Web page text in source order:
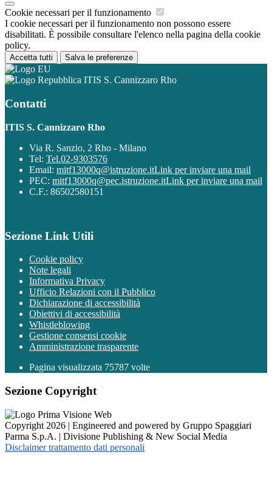
Cookie necessari per il funzionamento
I cookie necessari per il funzionamento non possono essere
disabilitati. È possibile consultare l'elenco nella pagina della cookie
policy.
Accetta tutti Salva le preferenze
ITIS S. Cannizzaro Rho
Contatti
ITIS S. Cannizzaro Rho
Via R. Sanzio, 2 Rho - Milano
Tel: Tel.02-9303576
Email: mitf13000q@istruzione.itLink per inviare una mail
PEC: mitf13000q@pec.istruzione.itLink per inviare una mail
C.F.: 86502580151
Sezione Link Utili
Cookie policy
Note legali
Informativa Privacy
Ufficio Relazioni con il Pubblico
Dichiarazione di accessibilità
Obiettivi di accessibilità
Whistleblowing
Gestione consensi cookie
Amministrazione trasparente
Pagina visualizzata 75787 volte
Sezione Copyright
Copyright 2026 | Engineered and powered by Gruppo Spaggiari
Parma S.p.A. | Divisione Publishing & New Social Media
Disclaimer trattamento dati personali